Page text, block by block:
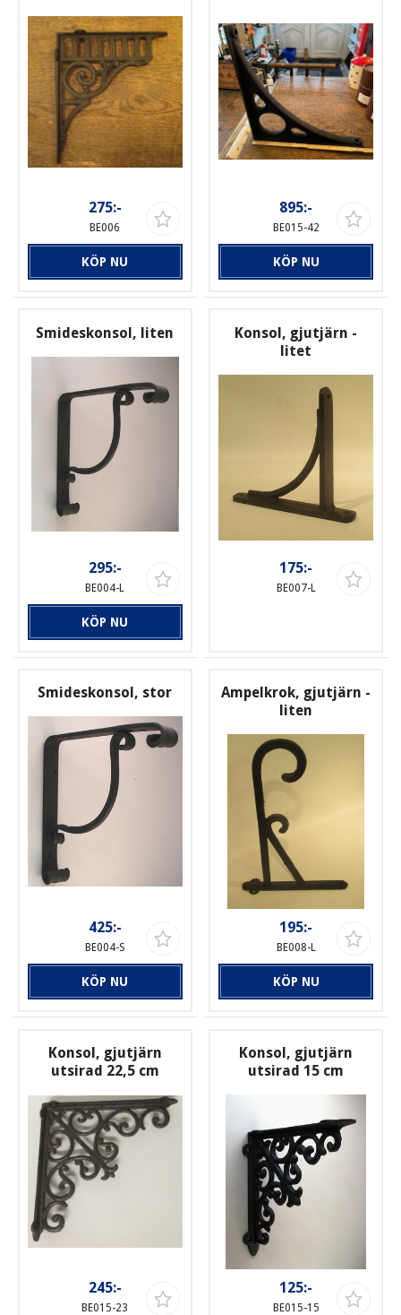
275:-
BE006
KÖP NU
895:-
BE015-42
KÖP NU
Smideskonsol, liten
295:-
BE004-L
KÖP NU
Konsol, gjutjärn -
litet
175:-
BE007-L
Smideskonsol, stor
425:-
BE004-S
KÖP NU
Ampelkrok, gjutjärn -
liten
195:-
BE008-L
KÖP NU
Konsol, gjutjärn
utsirad 22,5 cm
245:-
BE015-23
Konsol, gjutjärn
utsirad 15 cm
125:-
BE015-15